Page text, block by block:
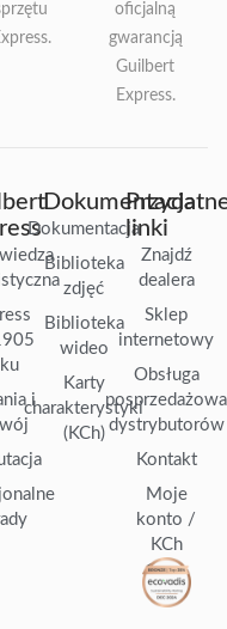
oficjalną
gwarancją
Guilbert
Express.
i
Dokumentacja
Dokumentacja
Biblioteka
zdjęć
Biblioteka
wideo
Karty
charakterystyki
(KCh)
linki
Znajdź
dealera
Sklep
internetowy
Obsługa
posprzedażowa
dystrybutorów
Kontakt
Moje
konto /
KCh